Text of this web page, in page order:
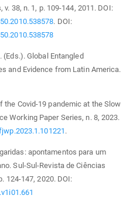
38, n. 1, p. 109-144, 2011. DOI:
. DOI:
(Eds.). Global Entangled
and Evidence from Latin America.
the Covid-19 pandemic at the Slow
Working Paper Series, n. 8, 2023.
.
apontamentos para um
Sul-Sul-Revista de Ciências
124-147, 2020. DOI: